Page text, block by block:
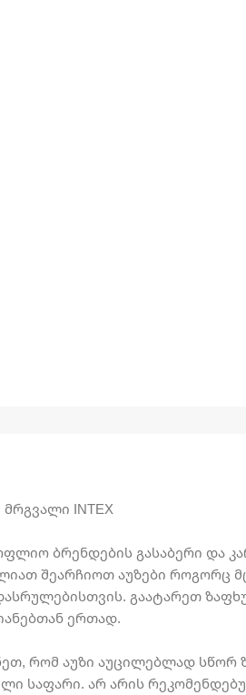
მრგვალი INTEX
ბრენდების გასაბერი და
შეარჩიოთ აუზები როგორც
გაატარეთ
ერთად.
რომ აუზი აუცილებლად სწორ
საფარი. არ არის